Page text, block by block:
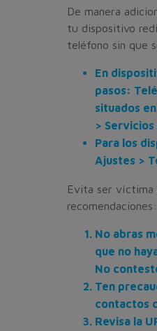
De manera
tu dispositivo
teléfono sin que
En
pasos:
situados
>
Para los
Ajustes >
Evita ser víctima
recomendaciones:
No abras
que no
No
Ten
contactos
Revisa la